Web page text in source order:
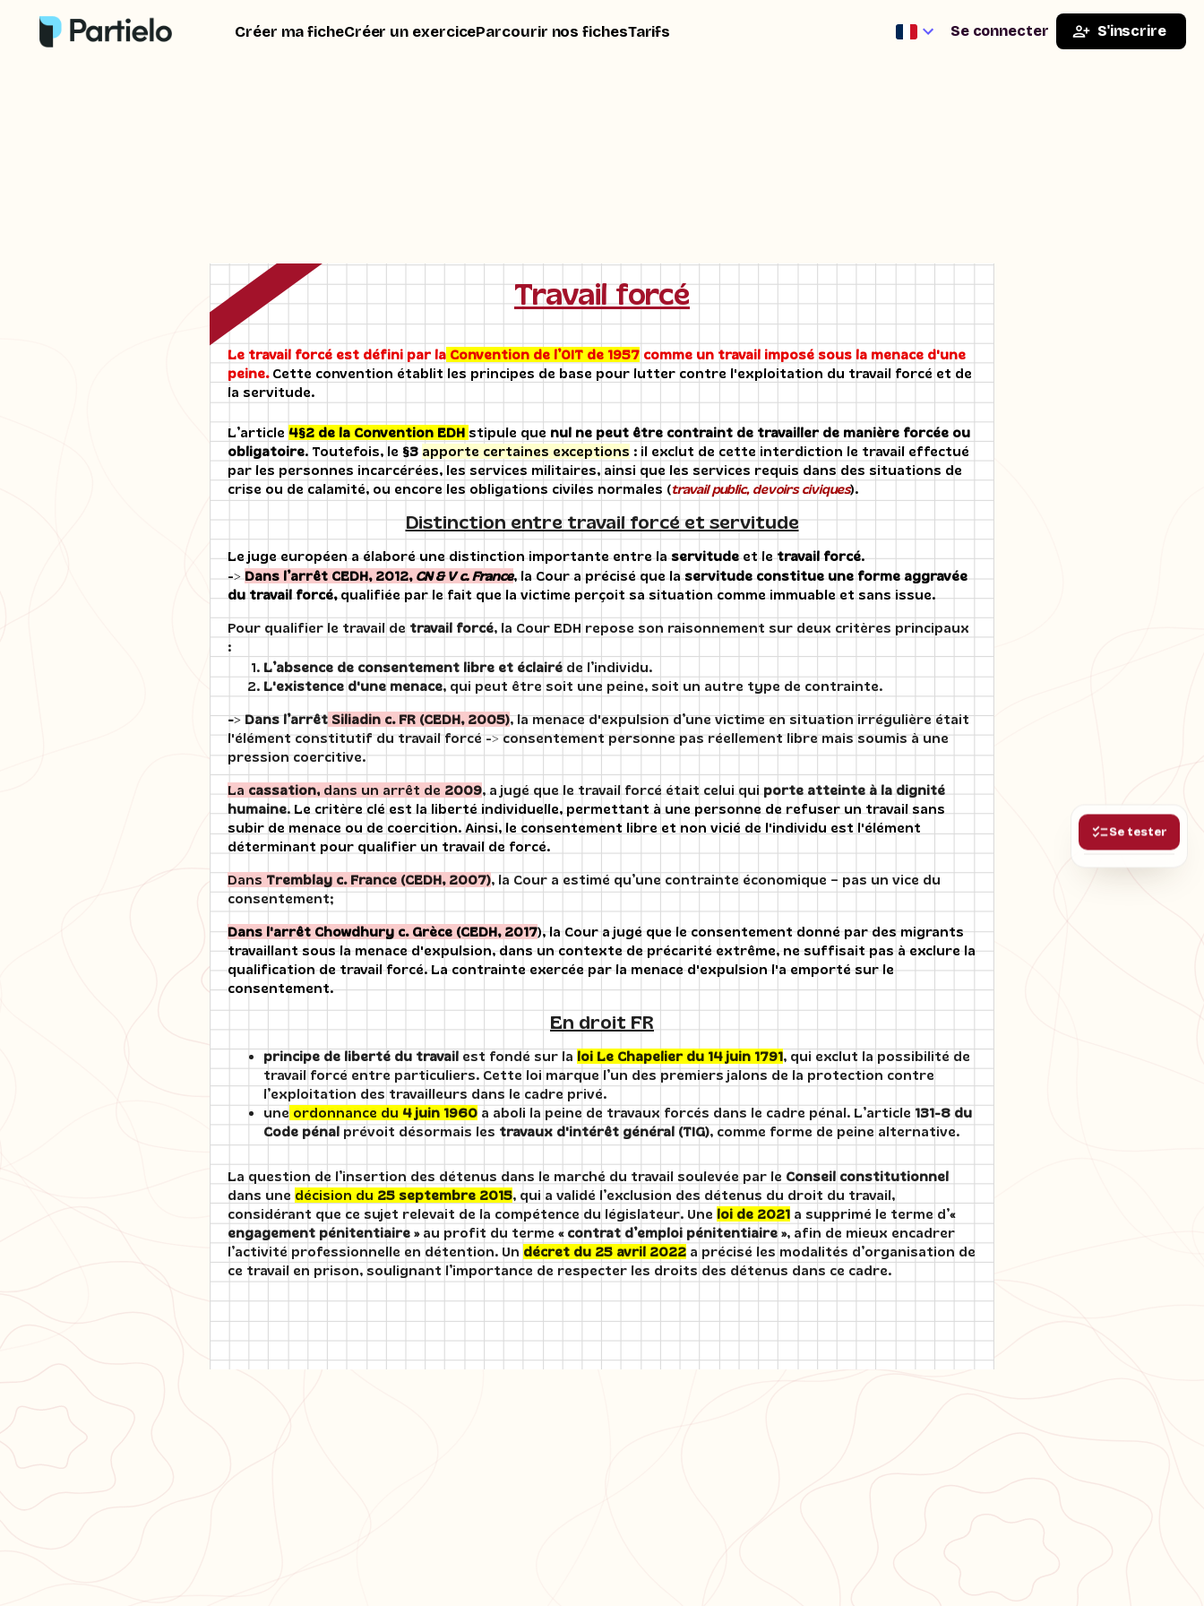
Créer ma ficheCréer un exerciceParcourir nos fichesTarifs Se connecter S'inscrire
Se tester
Travail forcé
Le travail forcé est défini par la Convention de l’OIT de 1957 comme un travail imposé sous la menace d'une
peine. Cette convention établit les principes de base pour lutter contre l'exploitation du travail forcé et de
la servitude.
L’article 4§2 de la Convention EDH stipule que nul ne peut être contraint de travailler de manière forcée ou
obligatoire. Toutefois, le §3 apporte certaines exceptions : il exclut de cette interdiction le travail effectué
par les personnes incarcérées, les services militaires, ainsi que les services requis dans des situations de
crise ou de calamité, ou encore les obligations civiles normales (travail public, devoirs civiques).
Distinction entre travail forcé et servitude
Le juge européen a élaboré une distinction importante entre laservitudeet letravail forcé.
-> Dans l’arrêt CEDH, 2012, CN & V c. France, la Cour a précisé que la servitude constitue une forme aggravée
du travail forcé,qualifiée par le fait que la victime perçoit sa situation comme immuable et sans issue.
Pour qualifier le travail de travail forcé, la Cour EDH repose son raisonnement sur deux critères principaux
:
L’absence de consentement libre et éclairé de l’individu.
L'existence d'une menace, qui peut être soit une peine, soit un autre type de contrainte.
-> Dans l’arrêt Siliadin c. FR (CEDH, 2005), la menace d'expulsion d’une victime en situation irrégulière était
l'élément constitutif du travail forcé -> consentement personne pas réellement libre mais soumis à une
pression coercitive.
La cassation, dans un arrêt de 2009, a jugé que le travail forcé était celui qui porte atteinte à la dignité
humaine. Le critère clé est la liberté individuelle, permettant à une personne de refuser un travail sans
subir de menace ou de coercition. Ainsi, le consentement libre et non vicié de l'individu est l'élément
déterminant pour qualifier un travail de forcé.
Dans Tremblay c. France (CEDH, 2007), la Cour a estimé qu’une contrainte économique = pas un vice du
consentement;
Dans l'arrêt Chowdhury c. Grèce (CEDH, 2017), la Cour a jugé que le consentement donné par des migrants
travaillant sous la menace d'expulsion, dans un contexte de précarité extrême, ne suffisait pas à exclure la
qualification de travail forcé. La contrainte exercée par la menace d'expulsion l'a emporté sur le
consentement.
En droit FR
principe de liberté du travail est fondé sur la loi Le Chapelier du 14 juin 1791, qui exclut la possibilité de
travail forcé entre particuliers. Cette loi marque l’un des premiers jalons de la protection contre
l’exploitation des travailleurs dans le cadre privé.
une ordonnance du 4 juin 1960 a aboli la peine de travaux forcés dans le cadre pénal. L’article 131-8 du
Code pénal prévoit désormais les travaux d'intérêt général (TIG), comme forme de peine alternative.
La question de l’insertion des détenus dans le marché du travail soulevée par le Conseil constitutionnel
dans une décision du 25 septembre 2015, qui a validé l’exclusion des détenus du droit du travail,
considérant que ce sujet relevait de la compétence du législateur. Une loi de 2021 a supprimé le terme d’«
engagement pénitentiaire »au profit du terme« contrat d’emploi pénitentiaire », afin de mieux encadrer
l’activité professionnelle en détention. Un décret du 25 avril 2022 a précisé les modalités d’organisation de
ce travail en prison, soulignant l’importance de respecter les droits des détenus dans ce cadre.